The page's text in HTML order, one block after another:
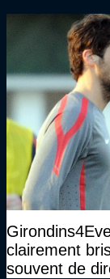
clairement
souvent de